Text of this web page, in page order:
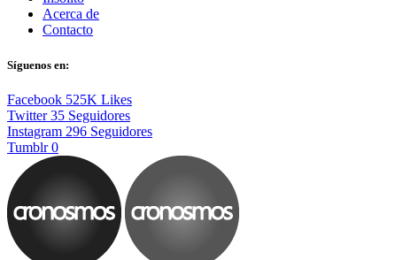
Acerca de
Contacto
Síguenos en:
Facebook 525K Likes
Twitter 35 Seguidores
Instagram 296 Seguidores
Tumblr 0